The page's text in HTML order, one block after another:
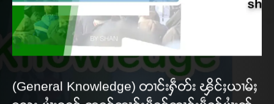
(General Knowledge) တၢင်းႁဵတ်း ၾိင်ႈယၢမ်ႈ